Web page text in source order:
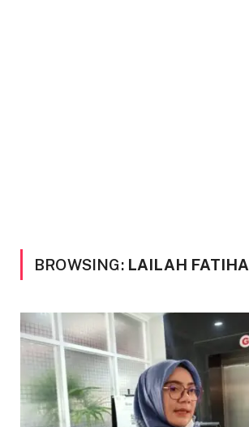
BROWSING: LAILAH FATIHA